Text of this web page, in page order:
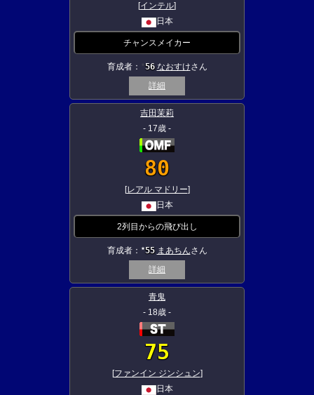
[インテル]
日本
チャンスメイカー
育成者： 56 なおすけさん
詳細
吉田茉莉
- 17歳 -
80
[レアル マドリー]
日本
2列目からの飛び出し
育成者： ★55 まあちんさん
詳細
青鬼
- 18歳 -
75
[ファンイン ジンシュン]
日本